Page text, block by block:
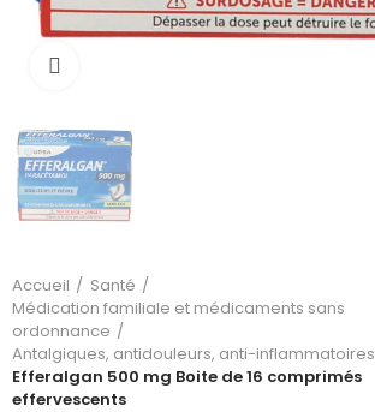
Accueil
Santé
Médication familiale et médicaments sans
ordonnance
Antalgiques, antidouleurs, anti-inflammatoires
Efferalgan 500 mg Boite de 16 comprimés
effervescents